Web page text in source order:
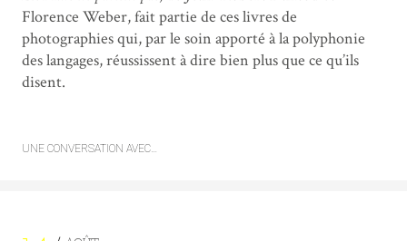
Florence Weber, fait partie de ces livres de
photographies qui, par le soin apporté à la polyphonie
des langages, réussissent à dire bien plus que ce qu’ils
disent.
UNE CONVERSATION AVEC…